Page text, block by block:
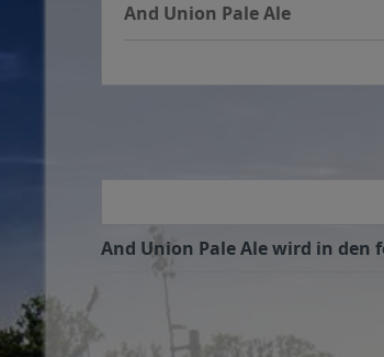
And Union Pale Ale
And Union Pale Ale wird in den